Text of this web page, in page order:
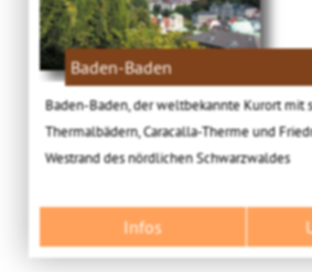
Baden-Baden
Baden-Baden, der weltbekannte Kurort mit
Thermalbädern, Caracalla-Therme und
Westrand des nördlichen Schwarzwaldes
Infos